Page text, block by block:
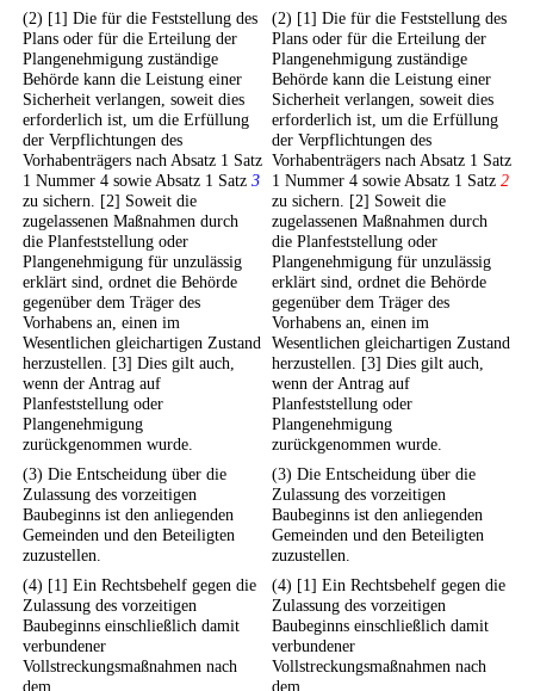
(2) [1] Die für die Feststellung des
Plans oder für die Erteilung der
Plangenehmigung zuständige
Behörde kann die Leistung einer
Sicherheit verlangen, soweit dies
erforderlich ist, um die Erfüllung
der Verpflichtungen des
Vorhabenträgers nach Absatz 1 Satz
1 Nummer 4 sowie Absatz 1 Satz 3
zu sichern. [2] Soweit die
zugelassenen Maßnahmen durch
die Planfeststellung oder
Plangenehmigung für unzulässig
erklärt sind, ordnet die Behörde
gegenüber dem Träger des
Vorhabens an, einen im
Wesentlichen gleichartigen Zustand
herzustellen. [3] Dies gilt auch,
wenn der Antrag auf
Planfeststellung oder
Plangenehmigung
zurückgenommen wurde.
(2) [1] Die für die Feststellung des
Plans oder für die Erteilung der
Plangenehmigung zuständige
Behörde kann die Leistung einer
Sicherheit verlangen, soweit dies
erforderlich ist, um die Erfüllung
der Verpflichtungen des
Vorhabenträgers nach Absatz 1 Satz
1 Nummer 4 sowie Absatz 1 Satz 2
zu sichern. [2] Soweit die
zugelassenen Maßnahmen durch
die Planfeststellung oder
Plangenehmigung für unzulässig
erklärt sind, ordnet die Behörde
gegenüber dem Träger des
Vorhabens an, einen im
Wesentlichen gleichartigen Zustand
herzustellen. [3] Dies gilt auch,
wenn der Antrag auf
Planfeststellung oder
Plangenehmigung
zurückgenommen wurde.
(3) Die Entscheidung über die
Zulassung des vorzeitigen
Baubeginns ist den anliegenden
Gemeinden und den Beteiligten
zuzustellen.
(3) Die Entscheidung über die
Zulassung des vorzeitigen
Baubeginns ist den anliegenden
Gemeinden und den Beteiligten
zuzustellen.
(4) [1] Ein Rechtsbehelf gegen die
Zulassung des vorzeitigen
Baubeginns einschließlich damit
verbundener
Vollstreckungsmaßnahmen nach
dem
(4) [1] Ein Rechtsbehelf gegen die
Zulassung des vorzeitigen
Baubeginns einschließlich damit
verbundener
Vollstreckungsmaßnahmen nach
dem